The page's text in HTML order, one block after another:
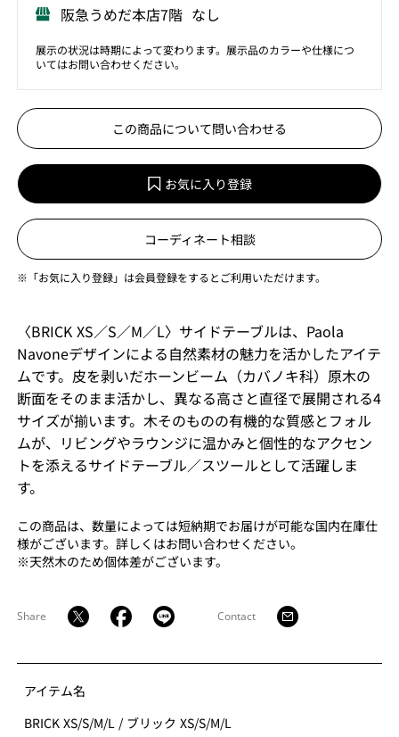
阪急うめだ本店7階 なし
展示の状況は時期によって変わります。展示品のカラーや仕様につ
いてはお問い合わせください。
この商品について問い合わせる
お気に入り登録
コーディネート相談
※「お気に入り登録」は会員登録をするとご利用いただけます。
〈BRICK XS／S／M／L〉サイドテーブルは、Paola
Navoneデザインによる自然素材の魅力を活かしたアイテ
ムです。皮を剥いだホーンビーム（カバノキ科）原木の
断面をそのまま活かし、異なる高さと直径で展開される4
サイズが揃います。木そのものの有機的な質感とフォル
ムが、リビングやラウンジに温かみと個性的なアクセン
トを添えるサイドテーブル／スツールとして活躍しま
す。
この商品は、数量によっては短納期でお届けが可能な国内在庫仕
様がございます。詳しくはお問い合わせください。
※天然木のため個体差がございます。
Share Contact
アイテム名
BRICK XS/S/M/L / ブリック XS/S/M/L